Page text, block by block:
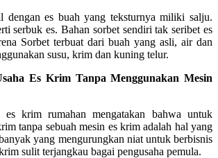
dengan es buah yang teksturnya miliki salju.
serbuk es. Bahan sorbet sendiri tak seribet es
Sorbet terbuat dari buah yang asli, air dan
susu, krim dan kuning telur.
Es Krim Tanpa Menggunakan Mesin
es krim rumahan mengatakan bahwa untuk
tanpa sebuah mesin es krim adalah hal yang
yang mengurungkan niat untuk berbisnis
sulit terjangkau bagai pengusaha pemula.